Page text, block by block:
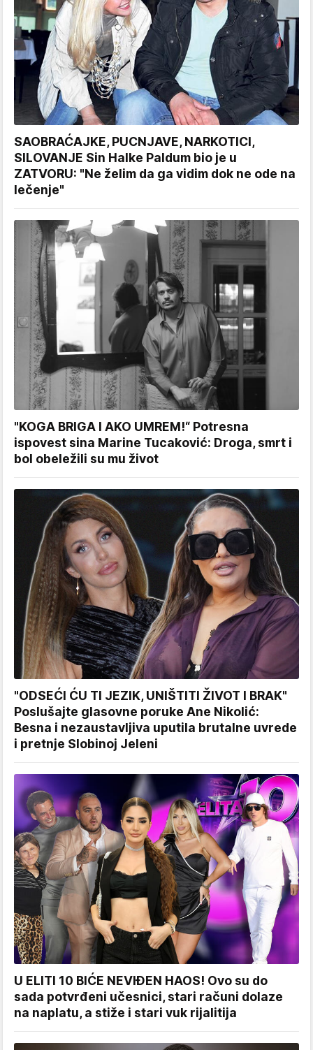
SAOBRAĆAJKE, PUCNJAVE, NARKOTICI,
SILOVANJE Sin Halke Paldum bio je u
ZATVORU: "Ne želim da ga vidim dok ne ode na
lečenje"
"KOGA BRIGA I AKO UMREM!“ Potresna
ispovest sina Marine Tucaković: Droga, smrt i
bol obeležili su mu život
"ODSEĆI ĆU TI JEZIK, UNIŠTITI ŽIVOT I BRAK"
Poslušajte glasovne poruke Ane Nikolić:
Besna i nezaustavljiva uputila brutalne uvrede
i pretnje Slobinoj Jeleni
U ELITI 10 BIĆE NEVIĐEN HAOS! Ovo su do
sada potvrđeni učesnici, stari računi dolaze
na naplatu, a stiže i stari vuk rijalitija